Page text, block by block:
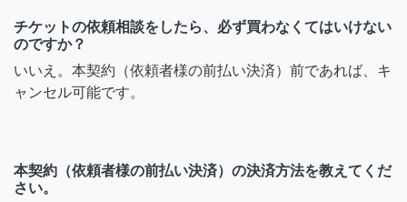
チケットの依頼相談をしたら、必ず買わなくてはいけない
のですか？
いいえ。本契約（依頼者様の前払い決済）前であれば、キ
ャンセル可能です。
本契約（依頼者様の前払い決済）の決済方法を教えてくだ
さい。